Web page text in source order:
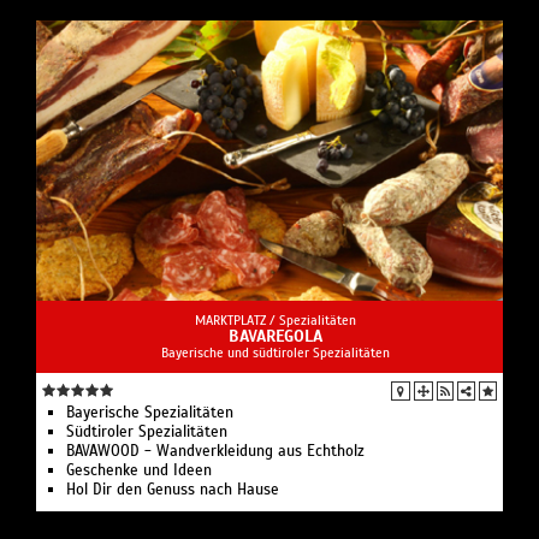
MARKTPLATZ / Spezialitäten
BAVAREGOLA
Bayerische und südtiroler Spezialitäten
Bayerische Spezialitäten
Südtiroler Spezialitäten
BAVAWOOD - Wandverkleidung aus Echtholz
Geschenke und Ideen
Hol Dir den Genuss nach Hause